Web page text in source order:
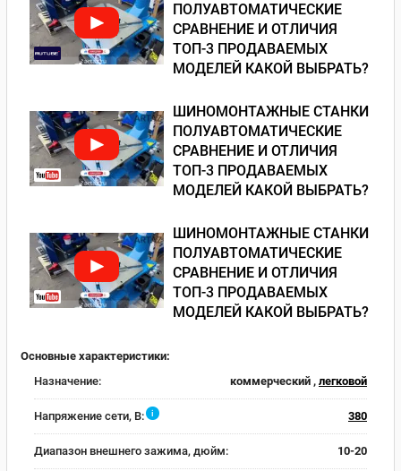
ПОЛУАВТОМАТИЧЕСКИЕ
СРАВНЕНИЕ И ОТЛИЧИЯ
ТОП-3 ПРОДАВАЕМЫХ
МОДЕЛЕЙ КАКОЙ ВЫБРАТЬ?
ШИНОМОНТАЖНЫЕ СТАНКИ
ПОЛУАВТОМАТИЧЕСКИЕ
СРАВНЕНИЕ И ОТЛИЧИЯ
ТОП-3 ПРОДАВАЕМЫХ
МОДЕЛЕЙ КАКОЙ ВЫБРАТЬ?
ШИНОМОНТАЖНЫЕ СТАНКИ
ПОЛУАВТОМАТИЧЕСКИЕ
СРАВНЕНИЕ И ОТЛИЧИЯ
ТОП-3 ПРОДАВАЕМЫХ
МОДЕЛЕЙ КАКОЙ ВЫБРАТЬ?
Основные характеристики:
Назначение:
коммерческий , легковой
Напряжение сети, В: i 380
Диапазон внешнего зажима, дюйм: 10-20